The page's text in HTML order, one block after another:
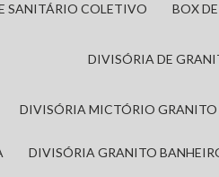
SANITÁRIO COLETIVO BOX
DIVISÓRIA DE
DIVISÓRIA MICTÓRIO GRANITO
DIVISÓRIA GRANITO